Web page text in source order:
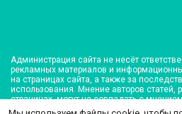
Администрация сайта не несёт
рекламных материалов и
на страницах сайта, а также за
использования. Мнение авторов
страницах, могут не совпадать с
использованием советов по